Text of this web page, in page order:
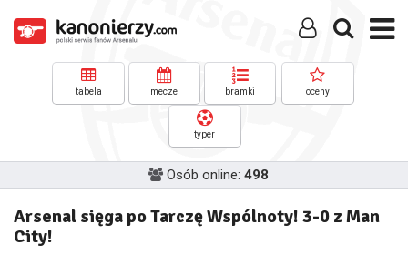
tabela mecze bramki oceny
typer
Osób online: 498
Arsenal sięga po Tarczę Wspólnoty! 3-0 z Man
City!